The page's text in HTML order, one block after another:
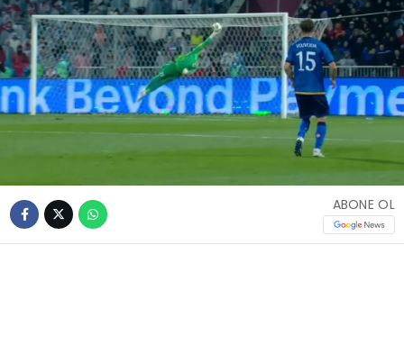
ABONE OL